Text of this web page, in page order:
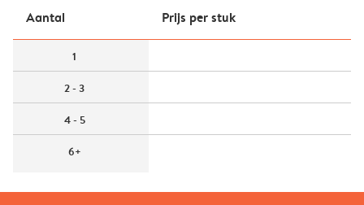
Aantal Prijs per stuk
1
2 - 3
4 - 5
6+